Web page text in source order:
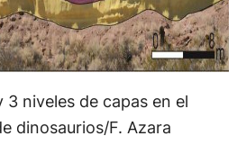
niveles de capas en el
dinosaurios/F. Azara